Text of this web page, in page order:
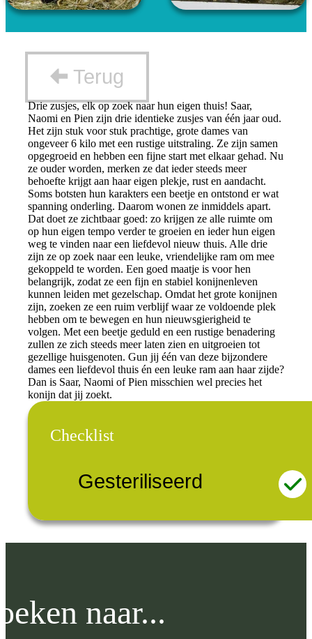
Terug
Drie zusjes, elk op zoek naar hun eigen thuis! Saar,
Naomi en Pien zijn drie identieke zusjes van één jaar oud.
Het zijn stuk voor stuk prachtige, grote dames van
ongeveer 6 kilo met een rustige uitstraling. Ze zijn samen
opgegroeid en hebben een fijne start met elkaar gehad. Nu
ze ouder worden, merken ze dat ieder steeds meer
behoefte krijgt aan haar eigen plekje, rust en aandacht.
Soms botsten hun karakters een beetje en ontstond er wat
spanning onderling. Daarom wonen ze inmiddels apart.
Dat doet ze zichtbaar goed: zo krijgen ze alle ruimte om
op hun eigen tempo verder te groeien en ieder hun eigen
weg te vinden naar een liefdevol nieuw thuis. Alle drie
zijn ze op zoek naar een leuke, vriendelijke ram om mee
gekoppeld te worden. Een goed maatje is voor hen
belangrijk, zodat ze een fijn en stabiel konijnenleven
kunnen leiden met gezelschap. Omdat het grote konijnen
zijn, zoeken ze een ruim verblijf waar ze voldoende plek
hebben om te bewegen en hun nieuwsgierigheid te
volgen. Met een beetje geduld en een rustige benadering
zullen ze zich steeds meer laten zien en uitgroeien tot
gezellige huisgenoten. Gun jij één van deze bijzondere
dames een liefdevol thuis én een leuke ram aan haar zijde?
Dan is Saar, Naomi of Pien misschien wel precies het
konijn dat jij zoekt.
Checklist
Gesteriliseerd
naar...